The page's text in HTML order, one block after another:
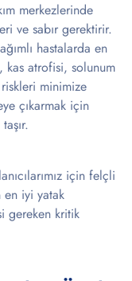
merkezlerinde
ve sabır gerektirir.
hastalarda en
kas atrofisi, solunum
riskleri minimize
çıkarmak için
için felçli
en iyi yatak
gereken kritik